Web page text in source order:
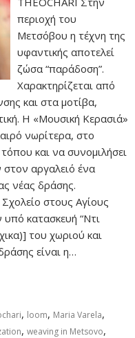
περιοχή του
Μετσόβου η τέχνη της
υφαντικής αποτελεί
ζώσα “παράδοση”.
Χαρακτηρίζεται από
και στα μοτίβα,
Η «Μουσική Κερασιά»
νωρίτερα, στο
και να συνομιλήσει
στον αργαλειό ένα
νέας δράσης.
στους Αγίους
κατασκευή “Ντι
του χωριού και
είναι η…
, loom, Maria Varela,
,weaving in Metsovo,